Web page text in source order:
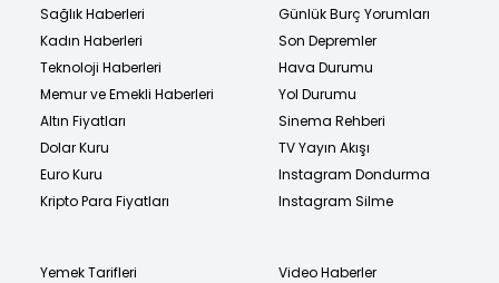
Sağlık Haberleri
Kadın Haberleri
Teknoloji Haberleri
Memur ve Emekli Haberleri
Altın Fiyatları
Dolar Kuru
Euro Kuru
Kripto Para Fiyatları
Günlük Burç Yorumları
Son Depremler
Hava Durumu
Yol Durumu
Sinema Rehberi
TV Yayın Akışı
Instagram Dondurma
Instagram Silme
Yemek Tarifleri
Video Haberler